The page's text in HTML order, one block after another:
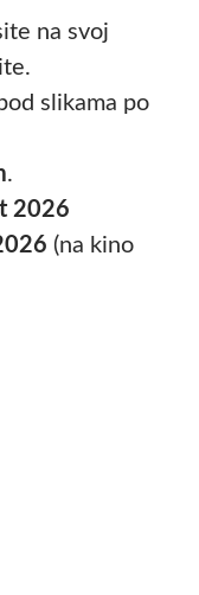
na svoj
slikama po
.
2026
(na kino